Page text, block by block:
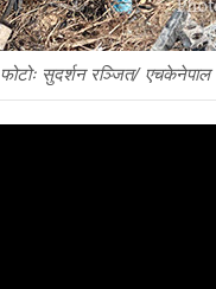
फोटोः सुदर्शन रञ्जित/